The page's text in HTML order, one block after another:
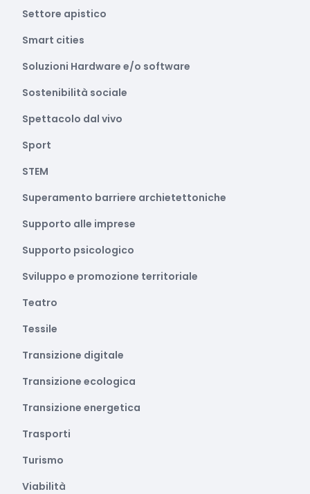
Settore apistico
Smart cities
Soluzioni Hardware e/o software
Sostenibilità sociale
Spettacolo dal vivo
Sport
STEM
Superamento barriere archietettoniche
Supporto alle imprese
Supporto psicologico
Sviluppo e promozione territoriale
Teatro
Tessile
Transizione digitale
Transizione ecologica
Transizione energetica
Trasporti
Turismo
Viabilità